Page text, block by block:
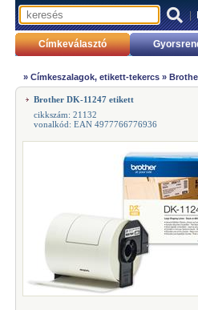
|
Címkeválasztó
» Címkeszalagok, etikett-tekercs »
Brother DK-11247 etikett
cikkszám: 21132
vonalkód: EAN 4977766776936